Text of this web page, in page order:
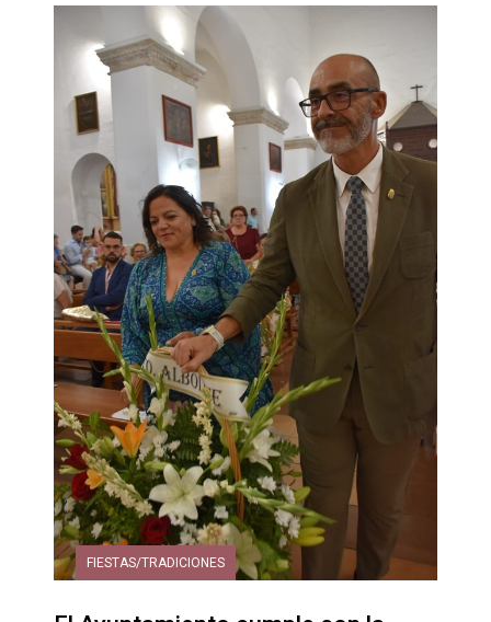
FIESTAS/TRADICIONES